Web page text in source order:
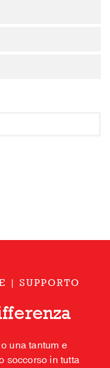
| SUPPORTO
una tantum e
soccorso in tutta